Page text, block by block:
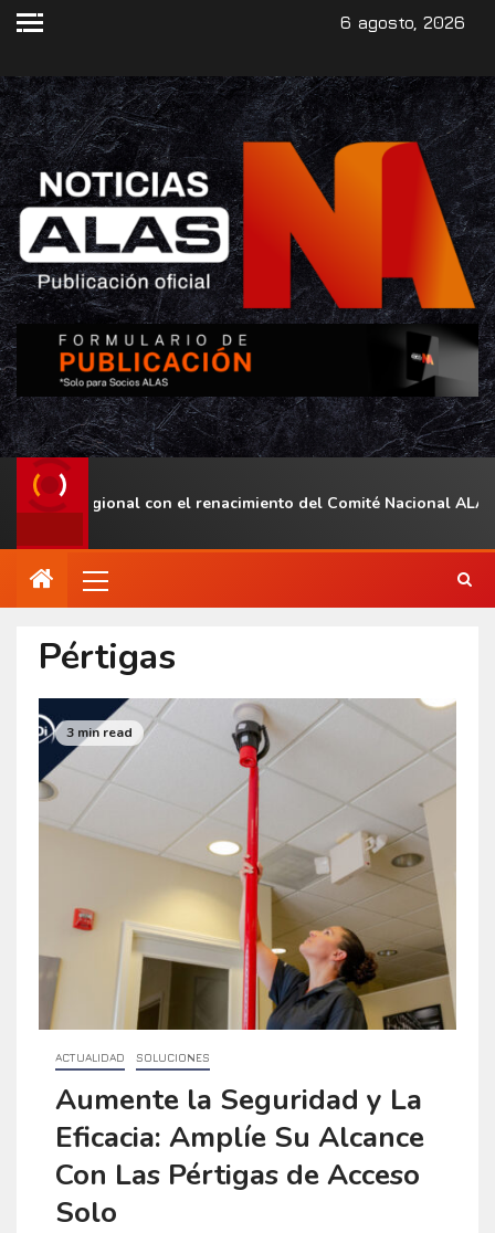
6 agosto, 2026
regional con el renacimiento del Comité Nacional ALAS
Pértigas
3 min read
ACTUALIDAD SOLUCIONES
Aumente la Seguridad y La
Eficacia: Amplíe Su Alcance
Con Las Pértigas de Acceso
Solo